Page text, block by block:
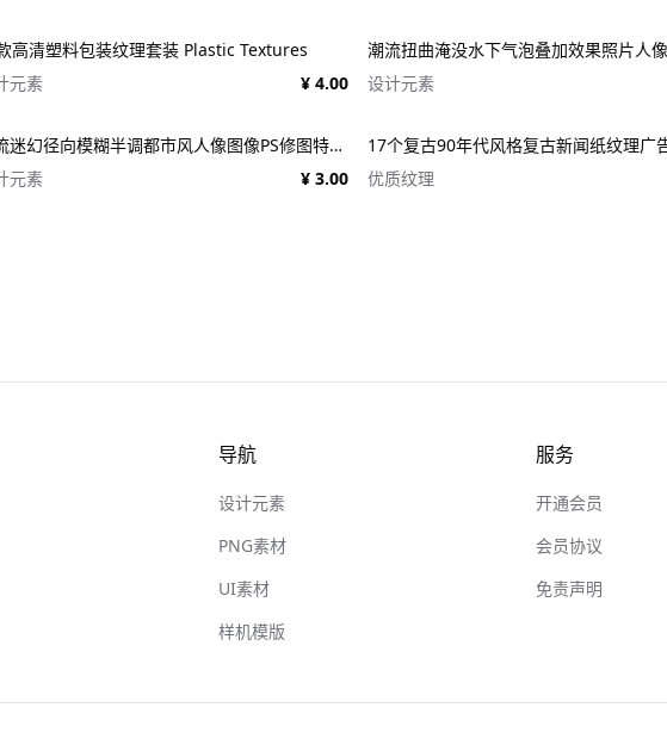
高清塑料包装纹理套装 Plastic Textures
元素
¥ 4.00
设计元素
潮流迷幻径向模糊半调都市风人像图像PS修图特效滤镜样机模板 Halftone Spinning Blur Photo Effect
元素
¥ 3.00
优质纹理
导航
设计元素
PNG素材
UI素材
样机模版
服务
开通会员
会员协议
免责声明